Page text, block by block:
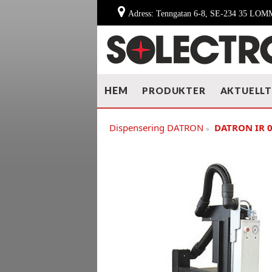
Adress: Tenngatan 6-8, SE-234 35
HEM PRODUKTER AKTUELLT
Dispensering DATRON » DATRON IR